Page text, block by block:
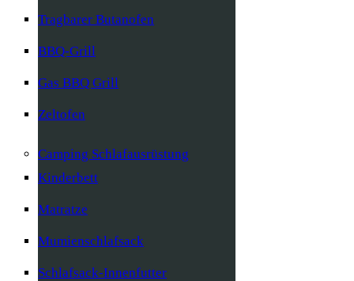
Tragbarer Butanofen
BBQ-Grill
Gas BBQ Grill
Zeltofen
Camping Schlafausrüstung
Kinderbett
Matratze
Mumienschlafsack
Schlafsack-Innenfutter